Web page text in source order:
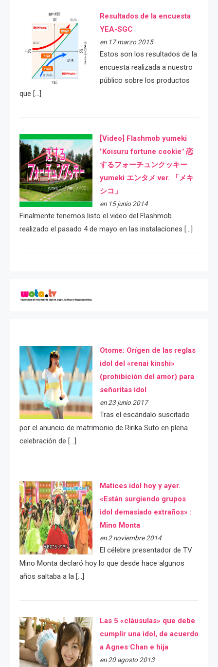
Resultados de la encuesta
YEA-SGC
en 17 marzo 2015
Estos son los resultados de la
encuesta realizada a nuestro
público sobre los productos
que […]
[Video] Flashmob yumeki
"Koisuru fortune cookie" 恋
するフォーチュンクッキー
yumeki エンタメ ver. 「メキ
シコ」
en 15 junio 2014
Finalmente tenemos listo el video del Flashmob
realizado el pasado 4 de mayo en las instalaciones […]
Otome: Orígen de las reglas
idol del «renai kinshi»
(prohibición del amor) para
señoritas idol
en 23 junio 2017
Tras el escándalo suscitado
por el anuncio de matrimonio de Ririka Suto en plena
celebración de […]
Matices idol hoy y ayer.
«Están surgiendo grupos
idol demasiado extraños» :
Mino Monta
en 2 noviembre 2014
El célebre presentador de TV
Mino Monta declaró hoy lo que desde hace algunos
años saltaba a la […]
Las 5 «cláusulas» que debe
cumplir una idol, de acuerdo
a Agnes Chan e hija
en 20 agosto 2013